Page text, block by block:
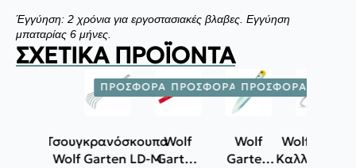
Έγγύηση: 2 χρόνια για εργοστασιακές βλαβες. Εγγύηση
μπαταρίας 6 μήνες.
ΣΧΕΤΙΚΆ ΠΡΟΪΌΝΤΑ
ΠΡΟΣΦΟΡΆ!
Τσουγκρανόσκουπα
Wolf Garten LD-M
ΠΡΟΣΦΟΡΆ!
Wolf
Garten
ΠΡΟΣΦΟΡΆ!
Wolf
Garten
Wolf Garten